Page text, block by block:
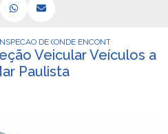
DE CARROS
ONDE ENCONTRAR
Veicular Veículos a
Paulista